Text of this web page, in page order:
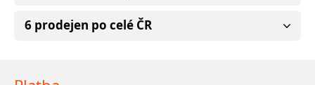
6 prodejen po celé ČR